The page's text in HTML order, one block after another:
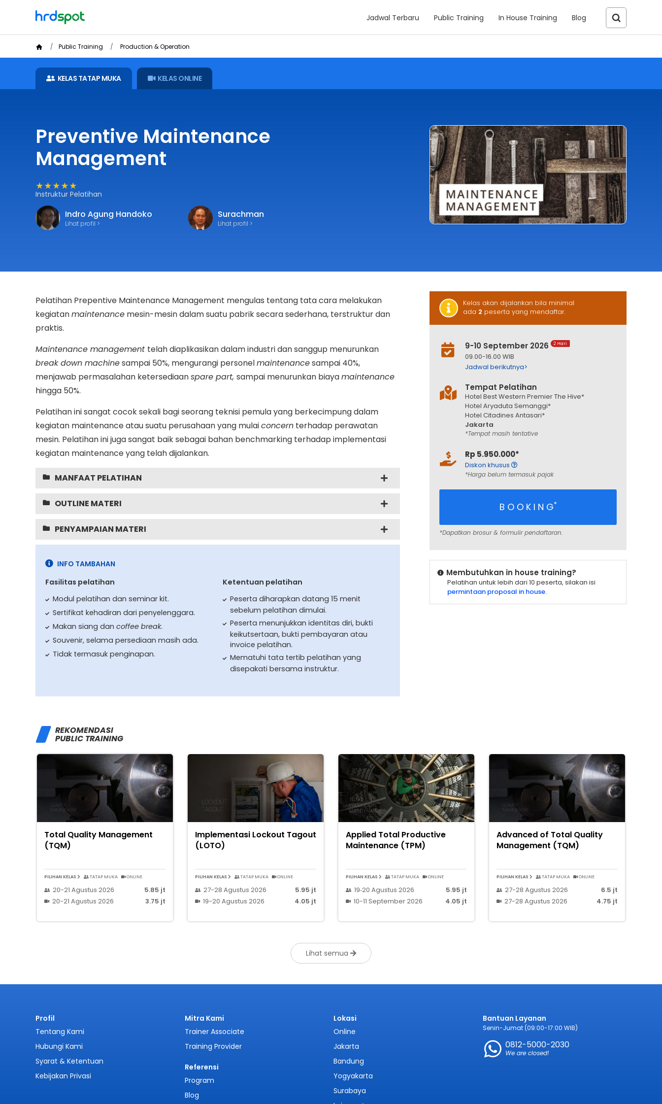
Jadwal Terbaru Public Training In House Training Blog
Public Training Production & Operation
KELAS TATAP MUKA KELAS ONLINE
Preventive Maintenance
Management
★★★★★
Instruktur Pelatihan
Indro Agung Handoko
Lihat profil >
Surachman
Lihat profil >
Kelas akan dijalankan bila minimal
ada 2 peserta yang mendaftar.
9-10 September 2026 2 Hari
09.00-16.00 WIB
Jadwal berikutnya>
Tempat Pelatihan
Hotel Best Western Premier The Hive*
Hotel Aryaduta Semanggi*
Hotel Citadines Antasari*
Jakarta
*Tempat masih tentative
Rp 5.950.000*
Diskon khusus
*Harga belum termasuk pajak
B O O K I N G*
*Dapatkan brosur & formulir pendaftaran.
Pelatihan Prepentive Maintenance Management mengulas tentang tata cara melakukan
kegiatanmaintenance mesin-mesin dalam suatu pabrik secara sederhana, terstruktur dan
praktis.
Maintenance management telah diaplikasikan dalam industri dan sanggup menurunkan
break down machinesampai 50%, mengurangi personelmaintenancesampai 40%,
menjawab permasalahan ketersediaanspare part, sampai menurunkan biayamaintenance
hingga 50%.
Pelatihan ini sangat cocok sekali bagi seorang teknisi pemula yang berkecimpung dalam
kegiatan maintenance atau suatu perusahaan yang mulaiconcern terhadap perawatan
mesin. Pelatihan ini juga sangat baik sebagai bahan benchmarking terhadap implementasi
kegiatan maintenance yang telah dijalankan.
MANFAAT PELATIHAN
OUTLINE MATERI
PENYAMPAIAN MATERI
INFO TAMBAHAN
Fasilitas pelatihan
Modul pelatihan dan seminar kit.
Sertifikat kehadiran dari penyelenggara.
Makan siang dan coffee break.
Souvenir, selama persediaan masih ada.
Tidak termasuk penginapan.
Ketentuan pelatihan
Peserta diharapkan datang 15 menit
sebelum pelatihan dimulai.
Peserta menunjukkan identitas diri, bukti
keikutsertaan, bukti pembayaran atau
invoice pelatihan.
Mematuhi tata tertib pelatihan yang
disepakati bersama instruktur.
Membutuhkan in house training?
Pelatihan untuk lebih dari 10 peserta, silakan isi
permintaan proposal in house.
REKOMENDASI
PUBLIC TRAINING
Total Quality Management
(TQM)
PILIHAN KELAS TATAP MUKA ONLINE
20-21 Agustus 2026
5.85 jt
20-21 Agustus 2026
3.75 jt
Implementasi Lockout Tagout
(LOTO)
PILIHAN KELAS TATAP MUKA ONLINE
27-28 Agustus 2026
5.95 jt
19-20 Agustus 2026
4.05 jt
Applied Total Productive
Maintenance (TPM)
PILIHAN KELAS TATAP MUKA ONLINE
19‑20 Agustus 2026
5.95 jt
10-11 September 2026
4.05 jt
Advanced of Total Quality
Management (TQM)
PILIHAN KELAS TATAP MUKA ONLINE
27-28 Agustus 2026
6.5 jt
27-28 Agustus 2026
4.75 jt
Lihat semua
Profil
Tentang Kami
Hubungi Kami
Syarat & Ketentuan
Kebijakan Privasi
Mitra Kami
Trainer Associate
Training Provider
Referensi
Program
Blog
Lokasi
Online
Jakarta
Bandung
Yogyakarta
Surabaya
Bantuan Layanan
Senin-Jumat (09:00-17:00 WIB)
0812-5000-2030
We are closed!